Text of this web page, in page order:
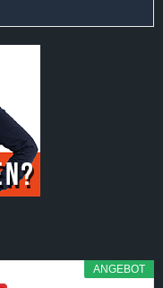
ANGEBOT